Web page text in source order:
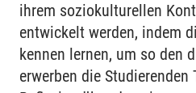
ihrem soziokulturellen
entwickelt werden, indem
kennen lernen, um so den
erwerben die